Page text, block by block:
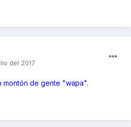
del 2017
montón de gente "wapa".